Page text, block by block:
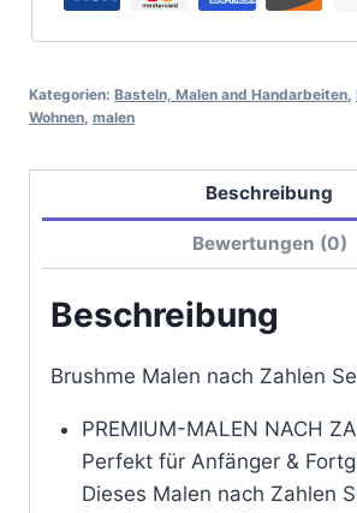
Kategorien: Basteln, Malen and Handarbeiten
Wohnen malen
Beschreibung
Bewertungen (0)
Beschreibung
Brushme Malen nach Zahlen
PREMIUM-MALEN NACH
Perfekt für Anfänger &
Dieses Malen nach Zahlen